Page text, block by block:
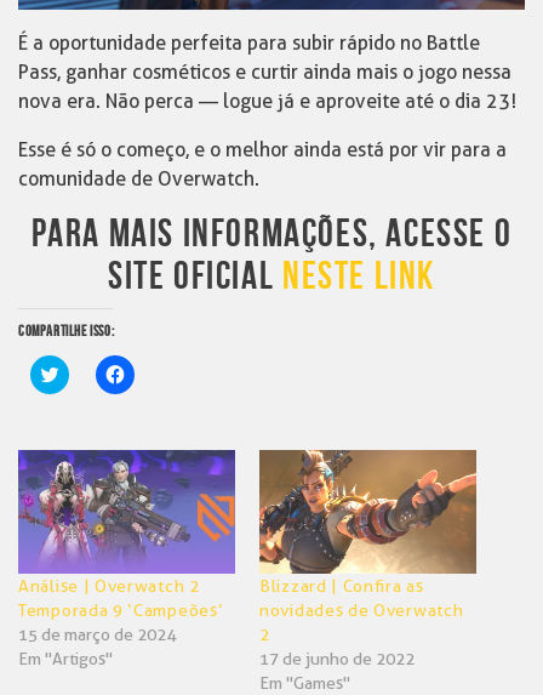
É a oportunidade perfeita para subir rápido no Battle
Pass, ganhar cosméticos e curtir ainda mais o jogo nessa
nova era. Não perca — logue já e aproveite até o dia 23!
Esse é só o começo, e o melhor ainda está por vir para a
comunidade de Overwatch.
PARA MAIS INFORMAÇÕES, ACESSE O
SITE OFICIAL NESTE LINK
COMPARTILHE ISSO:
Clique
para
em
nova
janela)
Clique
para
em
nova
janela)
Análise | Overwatch 2
Temporada 9 ‘Campeões’
15 de março de 2024
Em "Artigos"
Blizzard | Confira as
novidades de Overwatch
2
17 de junho de 2022
Em "Games"